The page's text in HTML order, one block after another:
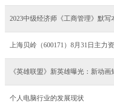
2023中级经济师《工商管理》默
上海贝岭（600171）8月31日主力
《英雄联盟》新英雄曝光：新动画
个人电脑行业的发展现状